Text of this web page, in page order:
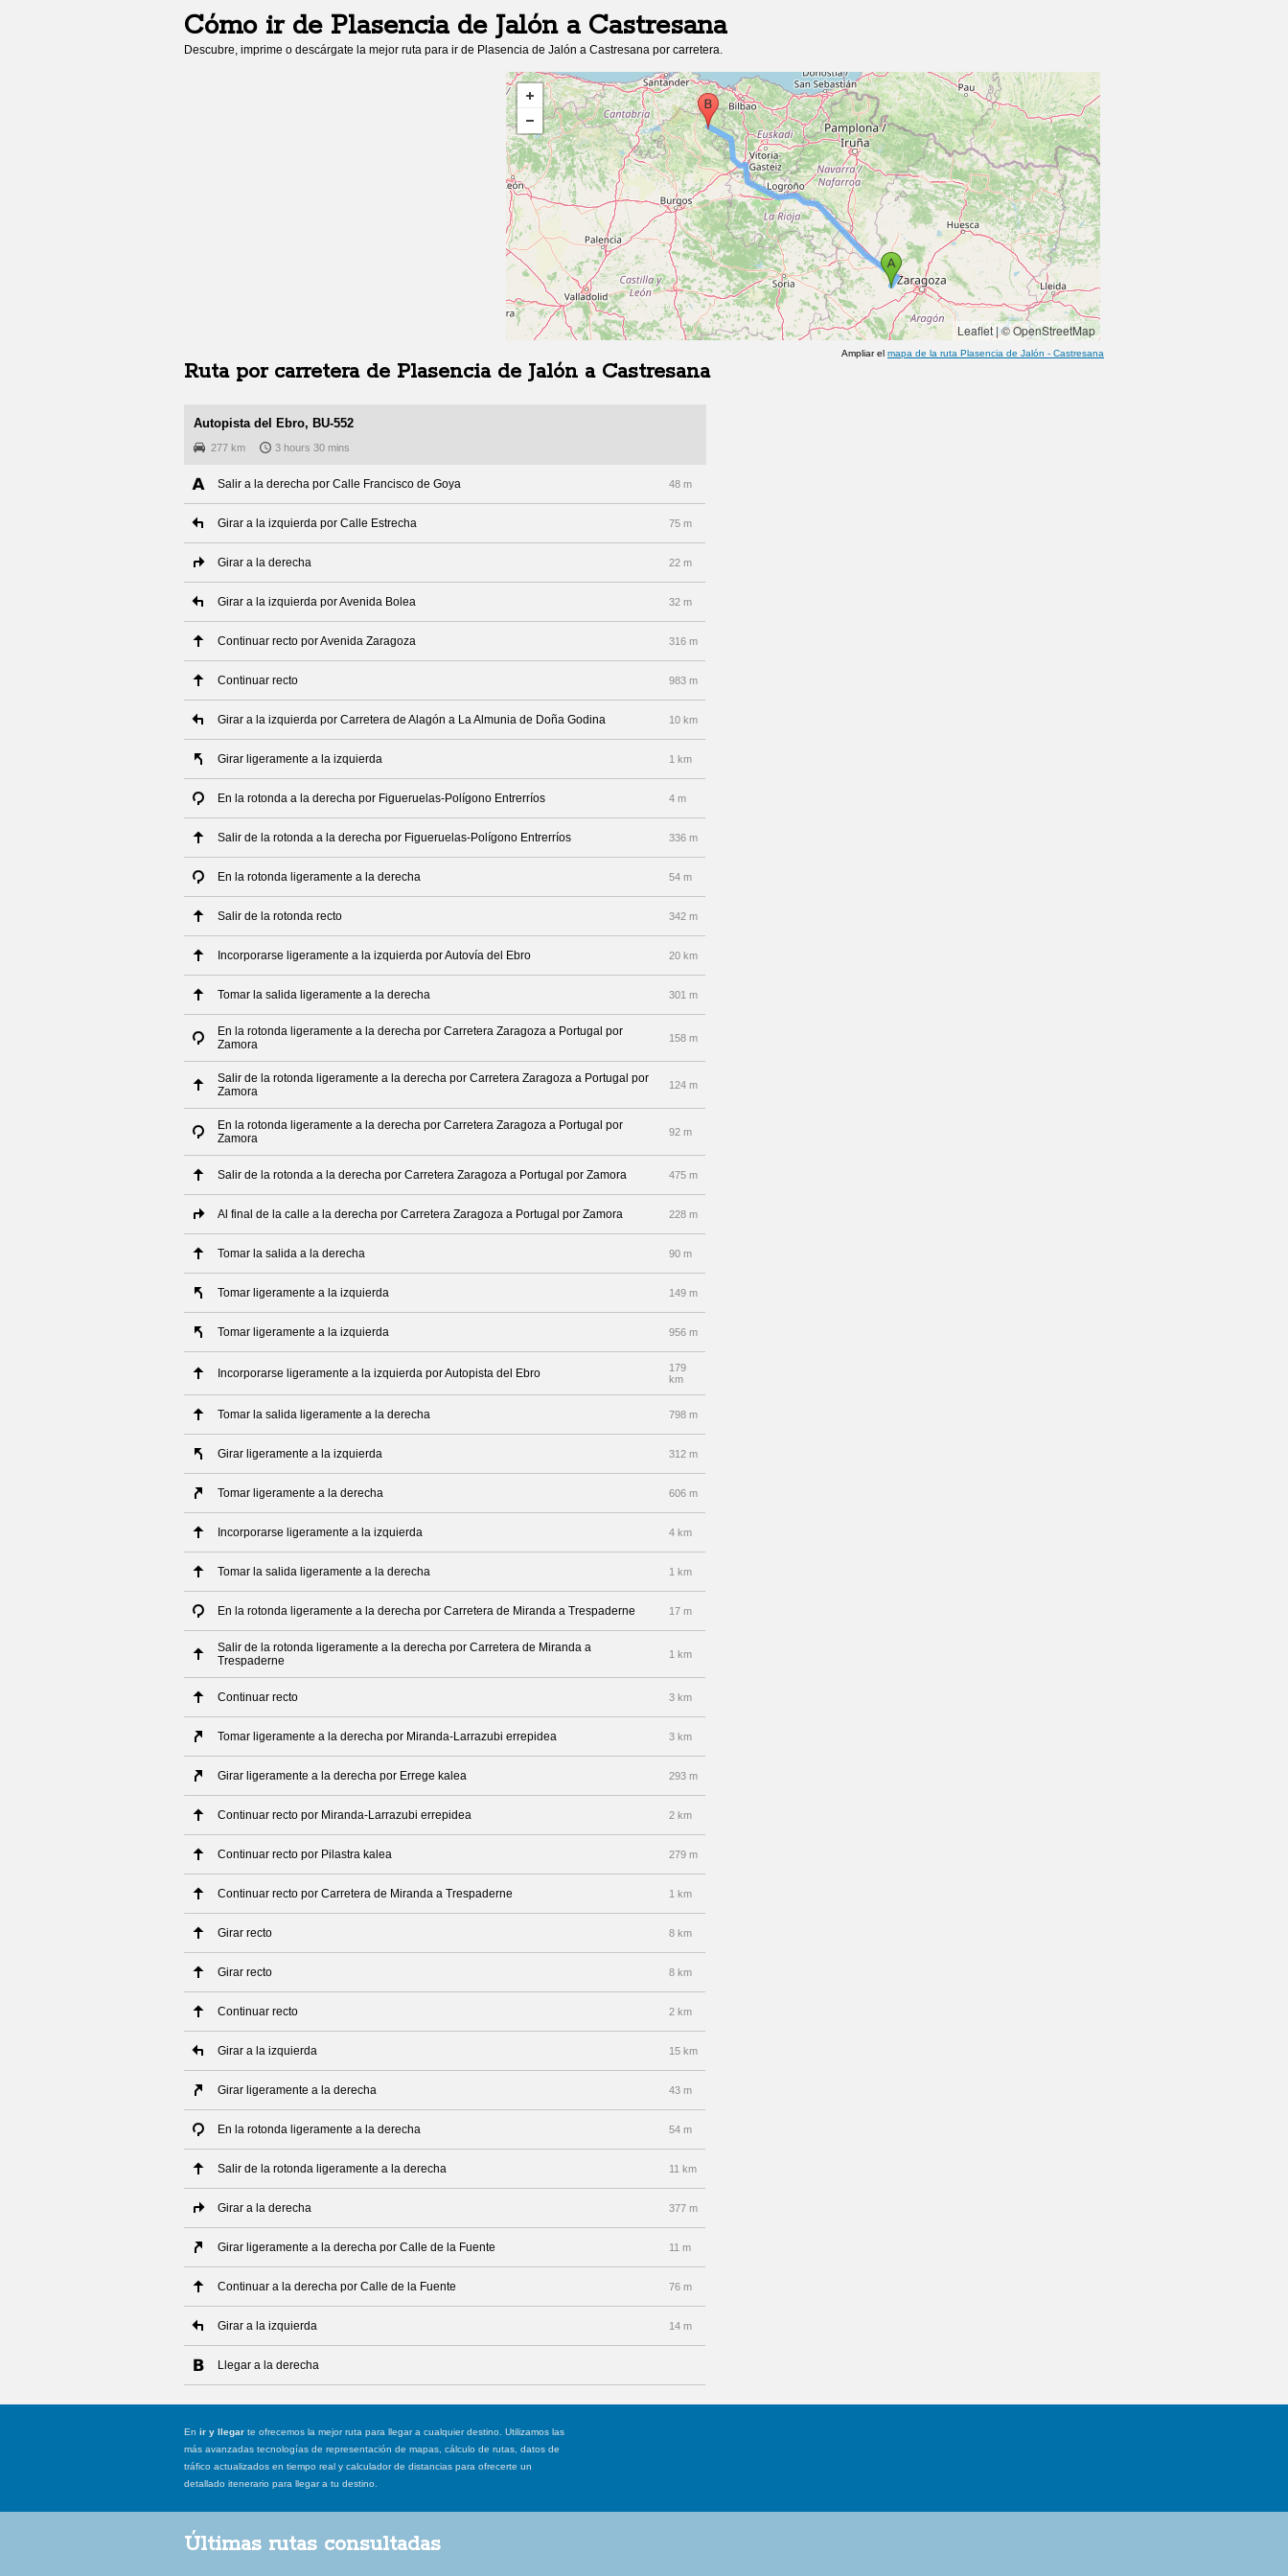
Cómo ir de Plasencia de Jalóna Castresana
Descubre, imprime o descárgate la mejor ruta para ir de Plasencia de Jalón a Castresana por carretera.
Leaflet|© OpenStreetMap
Ampliar el mapa de la ruta Plasencia de Jalón - Castresana
Ruta por carretera de Plasencia de Jalón a Castresana
Autopista del Ebro, BU-552
277 km 3 hours 30 mins
Salir a la derecha por Calle Francisco de Goya 48 m
Girar a la izquierda por Calle Estrecha 75 m
Girar a la derecha 22 m
Girar a la izquierda por Avenida Bolea 32 m
Continuar recto por Avenida Zaragoza 316 m
Continuar recto 983 m
Girar a la izquierda por Carretera de Alagón a La Almunia de Doña Godina 10 km
Girar ligeramente a la izquierda 1 km
En la rotonda a la derecha por Figueruelas-Polígono Entrerríos 4 m
Salir de la rotonda a la derecha por Figueruelas-Polígono Entrerríos 336 m
En la rotonda ligeramente a la derecha 54 m
Salir de la rotonda recto 342 m
Incorporarse ligeramente a la izquierda por Autovía del Ebro 20 km
Tomar la salida ligeramente a la derecha 301 m
En la rotonda ligeramente a la derecha por Carretera Zaragoza a Portugal por
Zamora
158 m
Salir de la rotonda ligeramente a la derecha por Carretera Zaragoza a Portugal por
Zamora
124 m
En la rotonda ligeramente a la derecha por Carretera Zaragoza a Portugal por
Zamora
92 m
Salir de la rotonda a la derecha por Carretera Zaragoza a Portugal por Zamora 475 m
Al final de la calle a la derecha por Carretera Zaragoza a Portugal por Zamora 228 m
Tomar la salida a la derecha 90 m
Tomar ligeramente a la izquierda 149 m
Tomar ligeramente a la izquierda 956 m
Incorporarse ligeramente a la izquierda por Autopista del Ebro
179
km
Tomar la salida ligeramente a la derecha 798 m
Girar ligeramente a la izquierda 312 m
Tomar ligeramente a la derecha 606 m
Incorporarse ligeramente a la izquierda 4 km
Tomar la salida ligeramente a la derecha 1 km
En la rotonda ligeramente a la derecha por Carretera de Miranda a Trespaderne 17 m
Salir de la rotonda ligeramente a la derecha por Carretera de Miranda a
Trespaderne
1 km
Continuar recto 3 km
Tomar ligeramente a la derecha por Miranda-Larrazubi errepidea 3 km
Girar ligeramente a la derecha por Errege kalea 293 m
Continuar recto por Miranda-Larrazubi errepidea 2 km
Continuar recto por Pilastra kalea 279 m
Continuar recto por Carretera de Miranda a Trespaderne 1 km
Girar recto 8 km
Girar recto 8 km
Continuar recto 2 km
Girar a la izquierda 15 km
Girar ligeramente a la derecha 43 m
En la rotonda ligeramente a la derecha 54 m
Salir de la rotonda ligeramente a la derecha 11 km
Girar a la derecha 377 m
Girar ligeramente a la derecha por Calle de la Fuente 11 m
Continuar a la derecha por Calle de la Fuente 76 m
Girar a la izquierda 14 m
Llegar a la derecha
En ir y llegar te ofrecemos la mejor ruta para llegar a cualquier destino. Utilizamos las
más avanzadas tecnologías de representación de mapas, cálculo de rutas, datos de
tráfico actualizados en tiempo real y calculador de distancias para ofrecerte un
detallado itenerario para llegar a tu destino.
Últimas rutas consultadas